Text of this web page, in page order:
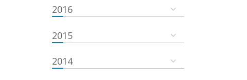
2016
2015
2014